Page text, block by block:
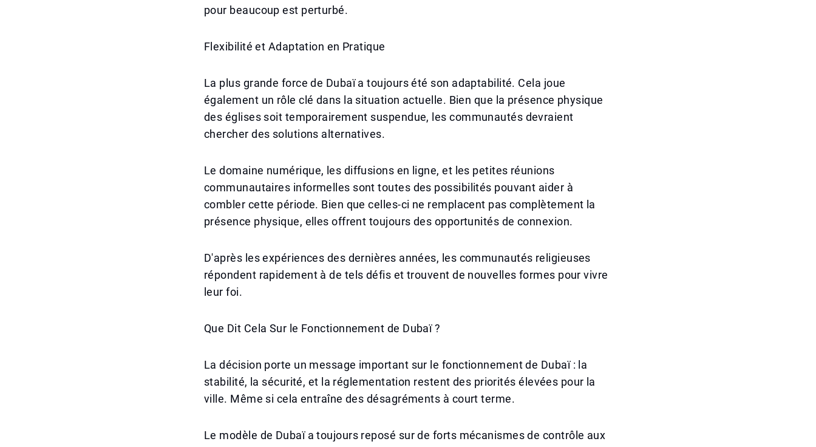
pour beaucoup est perturbé.
Flexibilité et Adaptation en Pratique
La plus grande force de Dubaï a toujours été son adaptabilité. Cela joue
également un rôle clé dans la situation actuelle. Bien que la présence physique
des églises soit temporairement suspendue, les communautés devraient
chercher des solutions alternatives.
Le domaine numérique, les diffusions en ligne, et les petites réunions
communautaires informelles sont toutes des possibilités pouvant aider à
combler cette période. Bien que celles-ci ne remplacent pas complètement la
présence physique, elles offrent toujours des opportunités de connexion.
D'après les expériences des dernières années, les communautés religieuses
répondent rapidement à de tels défis et trouvent de nouvelles formes pour vivre
leur foi.
Que Dit Cela Sur le Fonctionnement de Dubaï ?
La décision porte un message important sur le fonctionnement de Dubaï : la
stabilité, la sécurité, et la réglementation restent des priorités élevées pour la
ville. Même si cela entraîne des désagréments à court terme.
Le modèle de Dubaï a toujours reposé sur de forts mécanismes de contrôle aux